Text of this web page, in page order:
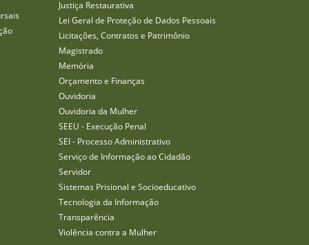
Justiça Restaurativa
Lei Geral de Proteção de Dados Pessoais
Licitações, Contratos e Patrimônio
Magistrado
Memória
Orçamento e Finanças
Ouvidoria
Ouvidoria da Mulher
SEEU - Execução Penal
SEI - Processo Administrativo
Serviço de Informação ao Cidadão
Servidor
Sistemas Prisional e Socioeducativo
Tecnologia da Informação
Transparência
Violência contra a Mulher